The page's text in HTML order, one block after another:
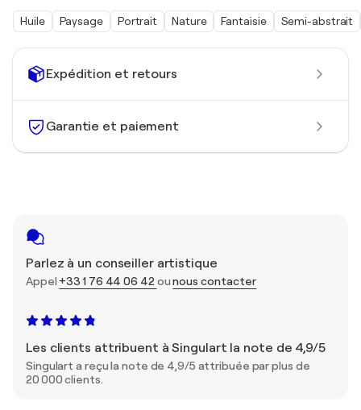
Expédition et retours
Garantie et paiement
Parlez à un conseiller artistique
Appel +33 1 76 44 06 42 ounous contacter
Les clients attribuent à Singulart la note de 4,9/5
Singulart a reçu la note de 4,9/5 attribuée par plus de
20 000 clients.
Huile Paysage Portrait Nature Fantaisie Semi-abstrait